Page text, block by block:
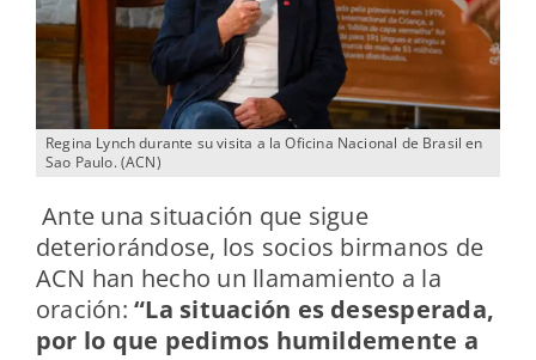
Regina Lynch durante su visita a la Oficina Nacional de Brasil en
Sao Paulo. (ACN)
Ante una situación que sigue
deteriorándose, los socios birmanos de
ACN han hecho un llamamiento a la
oración:“La situación es desesperada,
por lo que pedimos humildemente a